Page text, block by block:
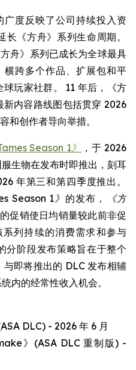
度反映了公司持续投入资
《方舟》系列生命周期。
舟》系列已成长为全球最具
跨多个作品、扩展包和平
玩家社群。 11 年后，《方
内容路线图包括贯穿 2026
和创作者导向举措。
Season 1》
，于 2026
生物在发布时即推出，刻耳
年第三和第四季度推出。
Season 1》 的发布，
《方
促销使日均销量较此前非促
列持续的消费需求和参与
分阶段发布策略旨在于整个
即将推出的 DLC 发布相辅
内的经常性收入机会。
DLC) - 2026 年 6 月
》(ASA DLC 重制版) -